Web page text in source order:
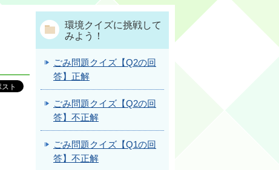
環境クイズに挑戦して
みよう！
ごみ問題クイズ【Q2の回
答】正解
ごみ問題クイズ【Q2の回
答】不正解
ごみ問題クイズ【Q1の回
答】不正解